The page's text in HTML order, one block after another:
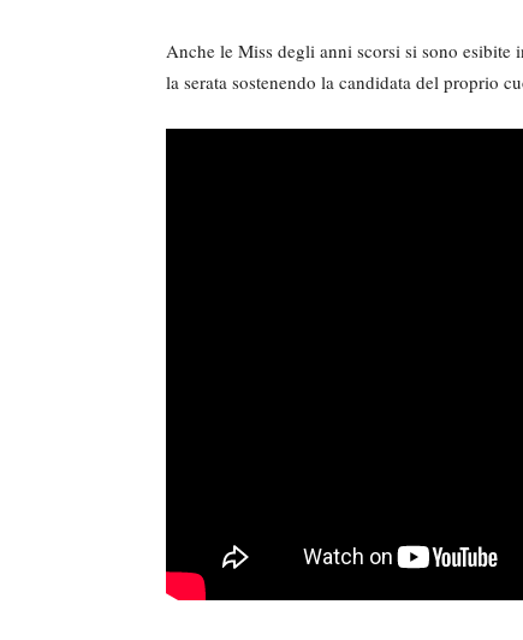
Anche le Miss degli anni scorsi si sono esibite
la serata sostenendo la candidata del proprio